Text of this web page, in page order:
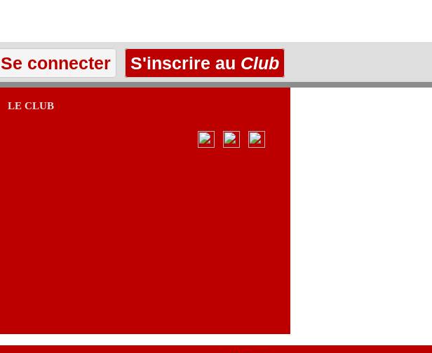
Se connecter S'inscrire au Club
LE CLUB